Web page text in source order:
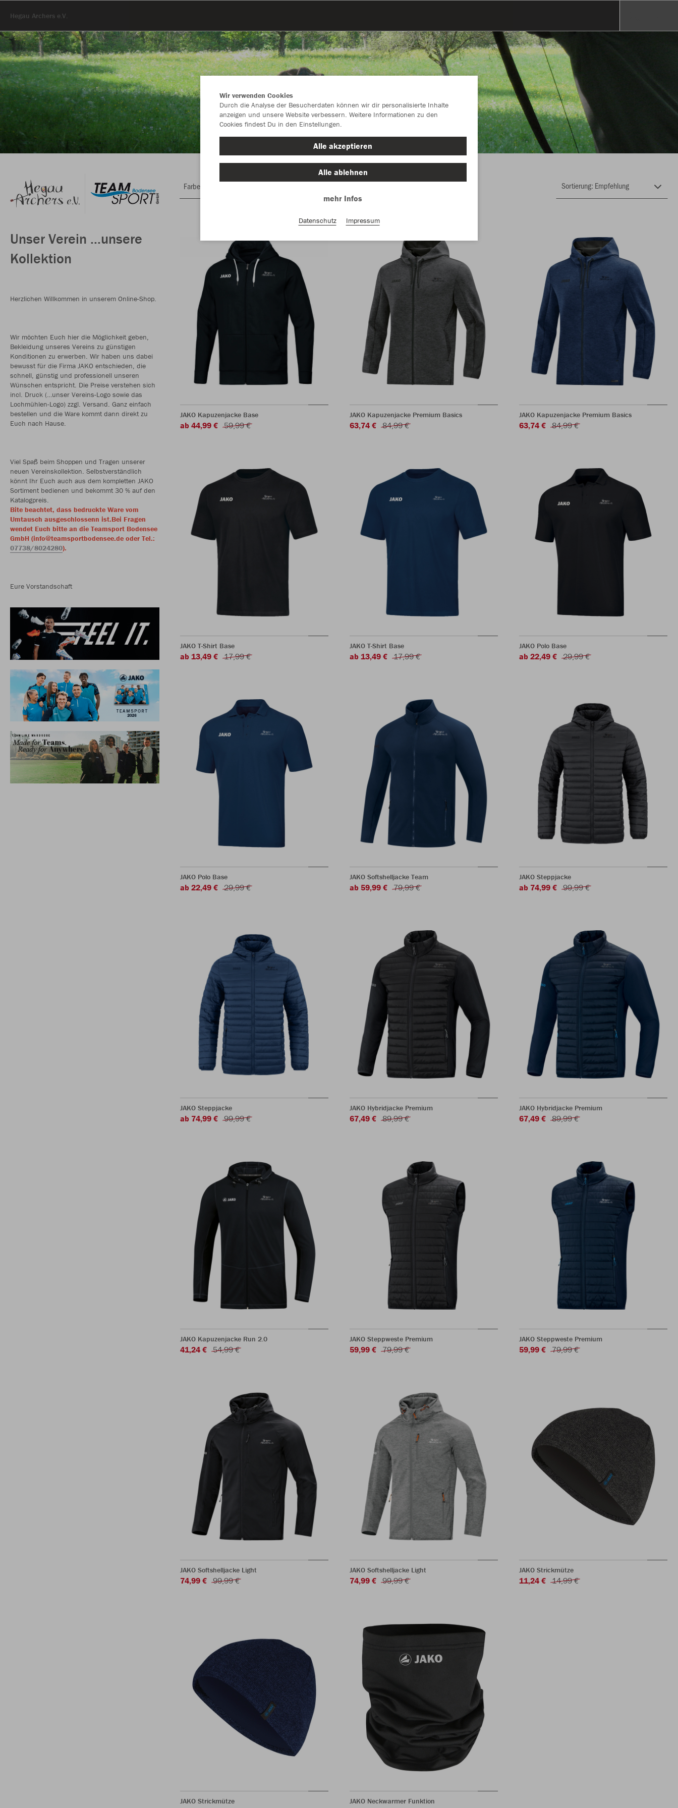
Hegau Archers e.V.
Unser Verein ...unsere
Kollektion
Herzlichen Willkommen in unserem Online-Shop.
Wir möchten Euch hier die Möglichkeit geben,
Bekleidung unseres Vereins zu günstigen
Konditionen zu erwerben. Wir haben uns dabei
bewusst für die Firma JAKO entschieden, die
schnell, günstig und professionell unseren
Wünschen entspricht. Die Preise verstehen sich
incl. Druck (…unser Vereins-Logo sowie das
Lochmühlen-Logo) zzgl. Versand. Ganz einfach
bestellen und die Ware kommt dann direkt zu
Euch nach Hause.
Viel Spaß beim Shoppen und Tragen unserer
neuen Vereinskollektion. Selbstverständlich
könnt Ihr Euch auch aus dem kompletten JAKO
Sortiment bedienen und bekommt 30 % auf den
Katalogpreis.
Bite beachtet, dass bedruckte Ware vom
Umtausch ausgeschlossenn ist.Bei Fragen
wendet Euch bitte an die Teamsport Bodensee
GmbH (info@teamsportbodensee.de oder Tel.:
07738/8024280).
Eure Vorstandschaft
Farbe
JAKO Kapuzenjacke Base
ab 44,99 € 59,99 €
JAKO Kapuzenjacke Premium Basics
63,74 € 84,99 €
JAKO Kapuzenjacke Premium Basics
63,74 € 84,99 €
JAKO T-Shirt Base
ab 13,49 € 17,99 €
JAKO T-Shirt Base
ab 13,49 € 17,99 €
JAKO Polo Base
ab 22,49 € 29,99 €
JAKO Polo Base
ab 22,49 € 29,99 €
JAKO Softshelljacke Team
ab 59,99 € 79,99 €
JAKO Steppjacke
ab 74,99 € 99,99 €
JAKO Steppjacke
ab 74,99 € 99,99 €
JAKO Hybridjacke Premium
67,49 € 89,99 €
JAKO Hybridjacke Premium
67,49 € 89,99 €
JAKO Kapuzenjacke Run 2.0
41,24 € 54,99 €
JAKO Steppweste Premium
59,99 € 79,99 €
JAKO Steppweste Premium
59,99 € 79,99 €
JAKO Softshelljacke Light
74,99 € 99,99 €
JAKO Softshelljacke Light
74,99 € 99,99 €
JAKO Strickmütze
11,24 € 14,99 €
JAKO Strickmütze JAKO Neckwarmer Funktion
Wir verwenden Cookies
Durch die Analyse der Besucherdaten können wir dir personalisierte Inhalte
anzeigen und unsere Website verbessern. Weitere Informationen zu den
Cookies findest Du in den Einstellungen.
Alle akzeptieren
Alle ablehnen
mehr Infos
Datenschutz Impressum